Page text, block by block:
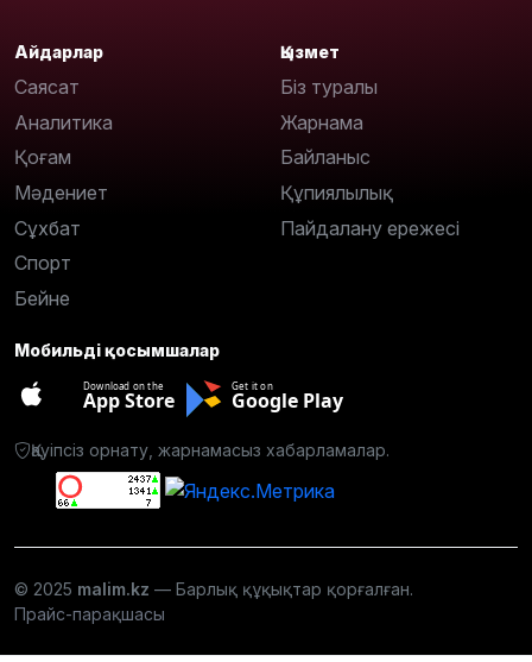
Айдарлар
Саясат
Аналитика
Қоғам
Мәдениет
Сұхбат
Спорт
Бейне
Қызмет
Біз туралы
Жарнама
Байланыс
Құпиялылық
Пайдалану ережесі
Мобильді қосымшалар
Download on the
App Store
Get it on
Google Play
Қауіпсіз орнату, жарнамасыз хабарламалар.
© 2025 malim.kz — Барлық құқықтар қорғалған.
Прайс-парақшасы